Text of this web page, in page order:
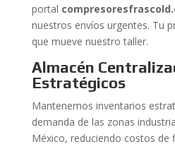
portal
nuestros envíos urgentes. Tu
que mueve nuestro taller.
Almacén
Estratégicos
Mantenemos inventarios
demanda de las zonas
México, reduciendo costos de